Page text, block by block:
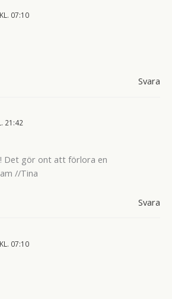
07:10
Svara
21:42
Det gör ont att förlora en
//Tina
Svara
07:10